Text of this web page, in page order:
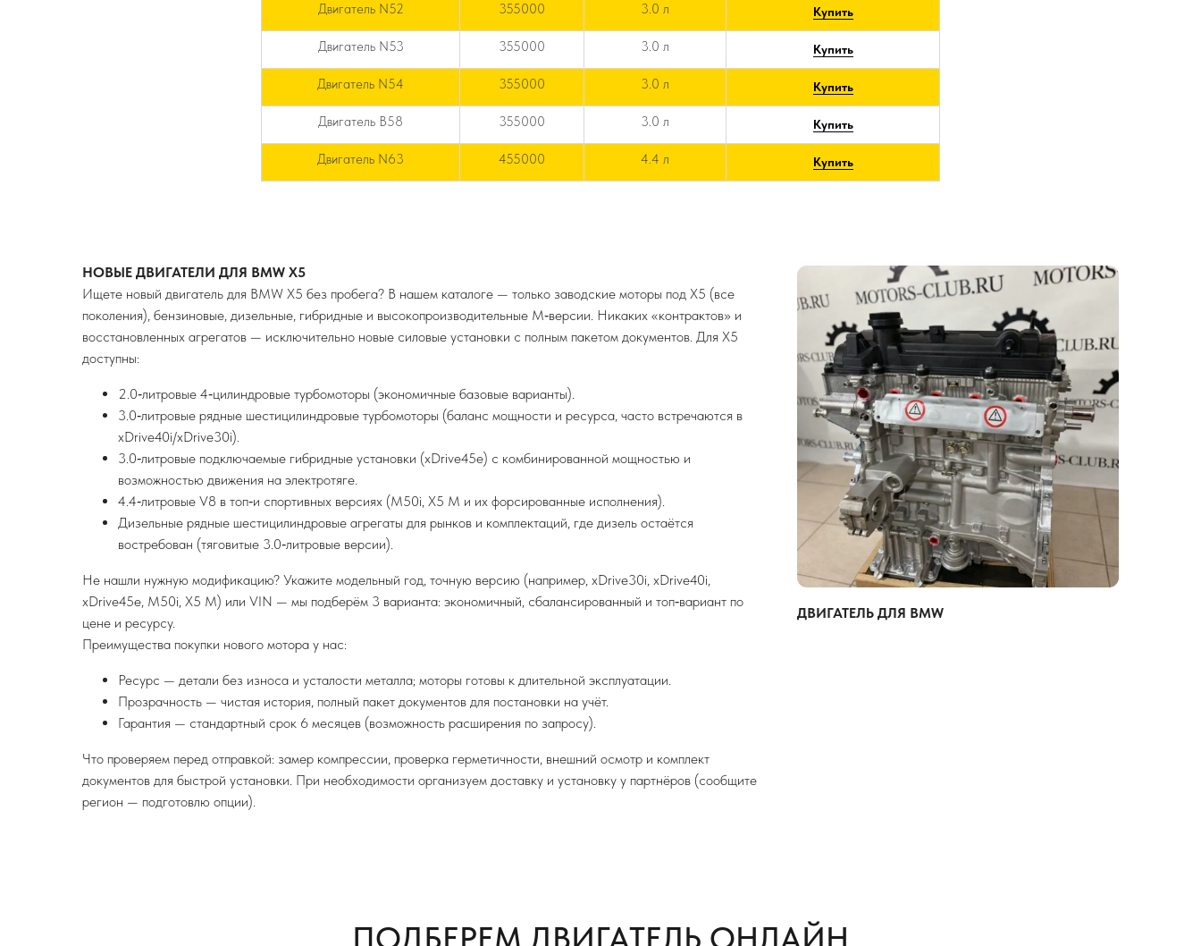
Двигатель N52 355000 3.0 л Купить
Двигатель N53 355000 3.0 л Купить
Двигатель N54 355000 3.0 л Купить
Двигатель B58 355000 3.0 л Купить
Двигатель N63 455000 4.4 л Купить
НОВЫЕ ДВИГАТЕЛИ ДЛЯ BMW X5
Ищете новый двигатель для BMW X5 без пробега? В нашем каталоге — только заводские моторы под X5 (все
поколения), бензиновые, дизельные, гибридные и высокопроизводительные M‑версии. Никаких «контрактов» и
восстановленных агрегатов — исключительно новые силовые установки с полным пакетом документов. Для X5
доступны:
2.0‑литровые 4‑цилиндровые турбомоторы (экономичные базовые варианты).
3.0‑литровые рядные шестицилиндровые турбомоторы (баланс мощности и ресурса, часто встречаются в
xDrive40i/xDrive30i).
3.0‑литровые подключаемые гибридные установки (xDrive45e) с комбинированной мощностью и
возможностью движения на электротяге.
4.4‑литровые V8 в топ‑и спортивных версиях (M50i, X5 M и их форсированные исполнения).
Дизельные рядные шестицилиндровые агрегаты для рынков и комплектаций, где дизель остаётся
востребован (тяговитые 3.0‑литровые версии).
Не нашли нужную модификацию? Укажите модельный год, точную версию (например, xDrive30i, xDrive40i,
xDrive45e, M50i, X5 M) или VIN — мы подберём 3 варианта: экономичный, сбалансированный и топ‑вариант по
цене и ресурсу.
Преимущества покупки нового мотора у нас:
Ресурс — детали без износа и усталости металла; моторы готовы к длительной эксплуатации.
Прозрачность — чистая история, полный пакет документов для постановки на учёт.
Гарантия — стандартный срок 6 месяцев (возможность расширения по запросу).
Что проверяем перед отправкой: замер компрессии, проверка герметичности, внешний осмотр и комплект
документов для быстрой установки. При необходимости организуем доставку и установку у партнёров (сообщите
регион — подготовлю опции).
ДВИГАТЕЛЬ ДЛЯ BMW